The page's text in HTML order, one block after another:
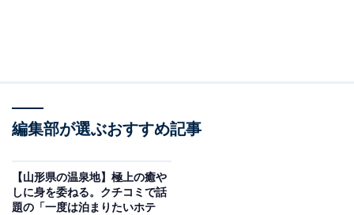
編集部が選ぶおすすめ記事
【山形県の温泉地】極上の癒や
しに身を委ねる。クチコミで話
題の「一度は泊まりたいホテ